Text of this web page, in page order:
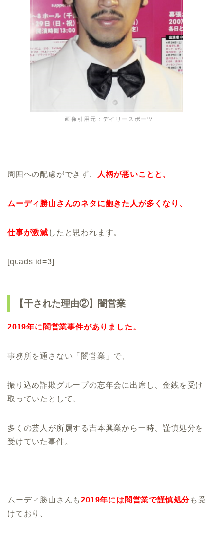
画像引用元：デイリースポーツ
周囲への配慮ができず、 人柄が悪いことと、
ムーディ勝山さんのネタに飽きた人が多くなり、
仕事が激減 したと思われます。
[quads id=3]
【干された理由②】闇営業
2019年に闇営業事件がありました。
事務所を通さない「闇営業」で、
振り込め詐欺グループの忘年会に出席し、金銭を受け
取っていたとして、
多くの芸人が所属する吉本興業から一時、謹慎処分を
受けていた事件。
ムーディ勝山さんも2019年には闇営業で謹慎処分も受
けており、